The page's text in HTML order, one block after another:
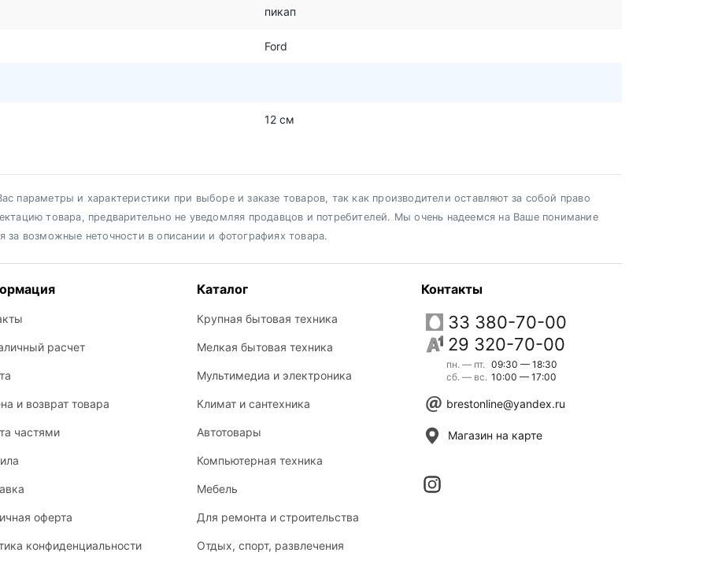
пикап
Ford
12 см
параметры и характеристики при выборе и заказе товаров, так как производители оставляют за собой право
товара, предварительно не уведомляя продавцов и потребителей. Мы очень надеемся на Ваше понимание
за возможные неточности в описании и фотографиях товара.
расчет
и возврат товара
частями
оферта
конфиденциальности
Каталог
Крупная бытовая техника
Мелкая бытовая техника
Мультимедиа и электроника
Климат и сантехника
Автотовары
Компьютерная техника
Мебель
Для ремонта и строительства
Отдых, спорт, развлечения
Контакты
33 380-70-00
29 320-70-00
пн. — пт.
сб. — вс.
09:30 — 18:30
10:00 — 17:00
brestonline@yandex.ru
Магазин на карте